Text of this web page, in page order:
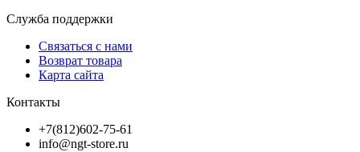
Служба поддержки
Связаться с нами
Возврат товара
Карта сайта
Контакты
+7(812)602-75-61
info@ngt-store.ru